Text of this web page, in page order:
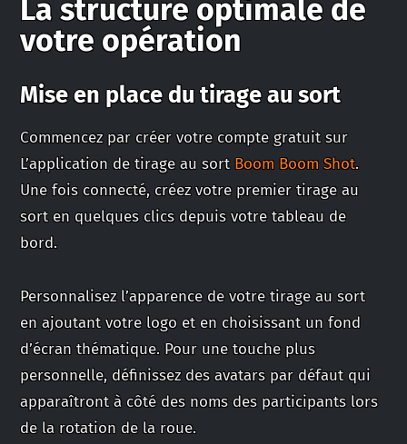
La structure optimale de
votre opération
Mise en place du tirage au sort
Commencez par créer votre compte gratuit sur
L’application de tirage au sort Boom Boom Shot.
Une fois connecté, créez votre premier tirage au
sort en quelques clics depuis votre tableau de
bord.
Personnalisez l’apparence de votre tirage au sort
en ajoutant votre logo et en choisissant un fond
d’écran thématique. Pour une touche plus
personnelle, définissez des avatars par défaut qui
apparaîtront à côté des noms des participants lors
de la rotation de la roue.